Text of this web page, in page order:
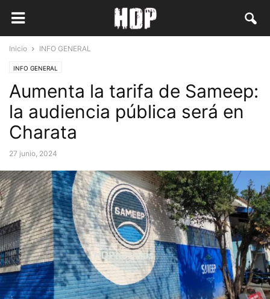
Inicio INFO GENERAL
INFO GENERAL
Aumenta la tarifa de Sameep:
la audiencia pública será en
Charata
27 junio, 2024